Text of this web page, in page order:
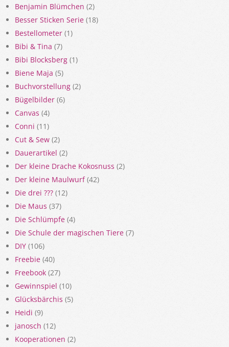
Benjamin Blümchen (2)
Besser Sticken Serie (18)
Bestellometer (1)
Bibi & Tina (7)
Bibi Blocksberg (1)
Biene Maja (5)
Buchvorstellung (2)
Bügelbilder (6)
Canvas (4)
Conni (11)
Cut & Sew (2)
Dauerartikel (2)
Der kleine Drache Kokosnuss (2)
Der kleine Maulwurf(42)
Die drei ??? (12)
Die Maus (37)
Die Schlümpfe (4)
Die Schule der magischen Tiere (7)
DIY (106)
Freebie (40)
Freebook (27)
Gewinnspiel (10)
Glücksbärchis (5)
Heidi (9)
janosch (12)
Kooperationen (2)